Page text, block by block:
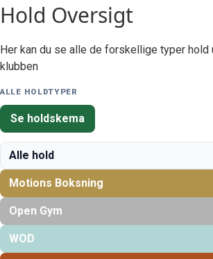
Hold Oversigt
Her kan du se alle de forskellige typer hold
klubben
ALLE HOLDTYPER
Se holdskema
Alle hold
Motions Boksning
Open Gym
WOD